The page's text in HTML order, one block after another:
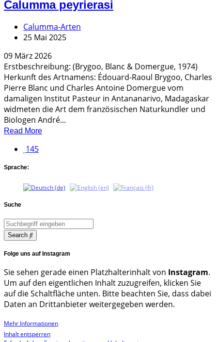
Calumma peyrierasi
Calumma-Arten
25 Mai 2025
09 März 2026
Erstbeschreibung: (Brygoo, Blanc & Domergue, 1974)
Herkunft des Artnamens: Édouard-Raoul Brygoo, Charles
Pierre Blanc und Charles Antoine Domergue vom
damaligen Institut Pasteur in Antananarivo, Madagaskar
widmeten die Art dem französischen Naturkundler und
Biologen André...
Read More
145
Sprache:
Suche
Search
Folge uns auf Instagram
Sie sehen gerade einen Platzhalterinhalt von Instagram.
Um auf den eigentlichen Inhalt zuzugreifen, klicken Sie
auf die Schaltfläche unten. Bitte beachten Sie, dass dabei
Daten an Drittanbieter weitergegeben werden.
Mehr Informationen
Inhalt entsperren